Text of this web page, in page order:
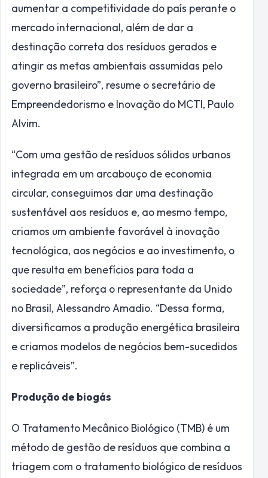
aumentar a competitividade do país perante o
mercado internacional, além de dar a
destinação correta dos resíduos gerados e
atingir as metas ambientais assumidas pelo
governo brasileiro”, resume o secretário de
Empreendedorismo e Inovação do MCTI, Paulo
Alvim.
“Com uma gestão de resíduos sólidos urbanos
integrada em um arcabouço de economia
circular, conseguimos dar uma destinação
sustentável aos resíduos e, ao mesmo tempo,
criamos um ambiente favorável à inovação
tecnológica, aos negócios e ao investimento, o
que resulta em benefícios para toda a
sociedade”, reforça o representante da Unido
no Brasil, Alessandro Amadio. “Dessa forma,
diversificamos a produção energética brasileira
e criamos modelos de negócios bem-sucedidos
e replicáveis”.
Produção de biogás
O Tratamento Mecânico Biológico (TMB) é um
método de gestão de resíduos que combina a
triagem com o tratamento biológico de resíduos